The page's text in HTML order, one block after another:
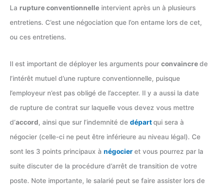
La rupture conventionnelle intervient après un à plusieurs
entretiens. C’est une négociation que l’on entame lors de cet,
ou ces entretiens.
Il est important de déployer les arguments pour convaincrede
l’intérêt mutuel d’une rupture conventionnelle, puisque
l’employeur n’est pas obligé de l’accepter. Il y a aussi la date
de rupture de contrat sur laquelle vous devez vous mettre
d’accord, ainsi que sur l’indemnité de départqui sera à
négocier (celle-ci ne peut être inférieure au niveau légal). Ce
sont les 3 points principaux à négocieret vous pourrez par la
suite discuter de la procédure d’arrêt de transition de votre
poste. Note importante, le salarié peut se faire assister lors de